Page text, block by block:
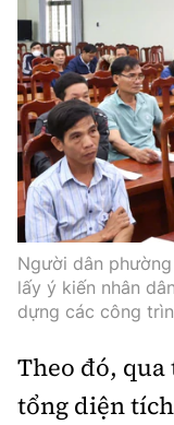
Người dân
lấy ý kiến nhân
dựng các công
Theo đó,
tổng diện